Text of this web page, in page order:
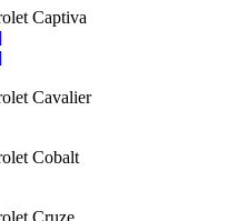
Captiva
Cavalier
Cobalt
Cruze